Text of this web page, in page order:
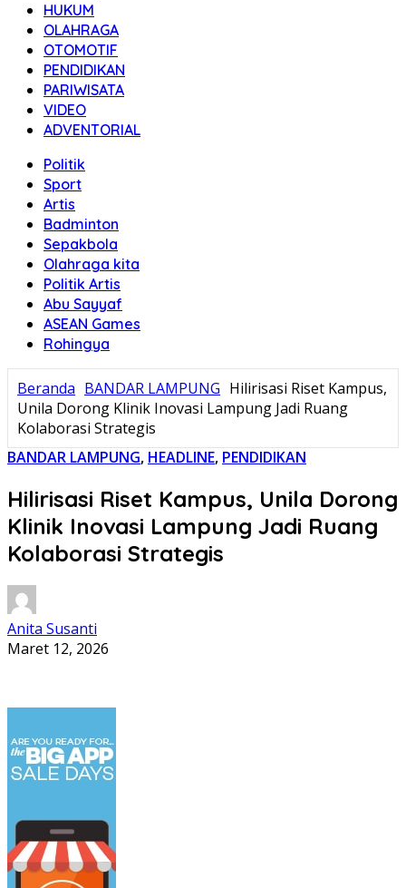
HUKUM
OLAHRAGA
OTOMOTIF
PENDIDIKAN
PARIWISATA
VIDEO
ADVENTORIAL
Politik
Sport
Artis
Badminton
Sepakbola
Olahraga kita
Politik Artis
Abu Sayyaf
ASEAN Games
Rohingya
Beranda BANDAR LAMPUNG Hilirisasi Riset Kampus,
Unila Dorong Klinik Inovasi Lampung Jadi Ruang
Kolaborasi Strategis
BANDAR LAMPUNG, HEADLINE, PENDIDIKAN
Hilirisasi Riset Kampus, Unila Dorong
Klinik Inovasi Lampung Jadi Ruang
Kolaborasi Strategis
Anita Susanti
Maret 12, 2026